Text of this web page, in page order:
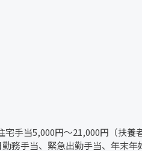
手当5,000円～21,000円（扶
手当、緊急出勤手当、年末年